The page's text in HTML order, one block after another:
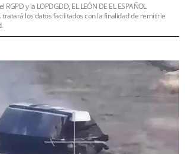
y la LOPDGDD, EL LEÓN DE EL ESPAÑOL
tratará los datos facilitados con la finalidad de remitirle